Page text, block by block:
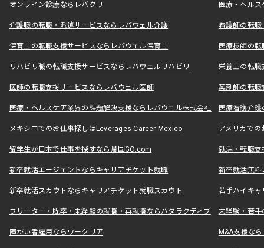
オンライン診療ならレバクリ 医療・ヘル
介護職の転職・派遣サービスならレバウェル介護 看護師の転
保育士の転職支援サービスならレバウェル保育士 医療技師の
リハビリ職の転職支援サービスならレバウェルリハビリ 栄養士の転
医師の転職支援サービスならレバウェル医師 薬剤師の転
医療・ヘルスケア業界の課題解決支援ならレバウェル株式会社 医療看護介
メキシコでのお仕事探しはLeverages Career Mexico アメリカで
留学生が日本で仕事を探すなら帰国GO.com 就活・転職
新卒就活エージェントならキャリアチケット就職 新卒就活無料
新卒就活スカウトならキャリアチケット就職スカウト 若手ハイキ
フリーター・既卒・未経験の就職・再就職ならハタラクティブ 未経験・若手
障がい者雇用ならワークリア M&A支援な